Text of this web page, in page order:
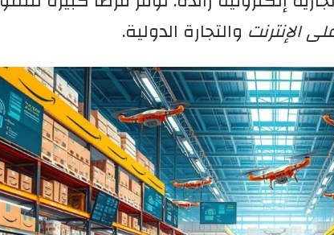
الإنترنت والتجارة الدولية.